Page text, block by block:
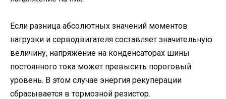
Если разница абсолютных значений моментов
нагрузки и серводвигателя составляет значительную
величину, напряжение на конденсаторах шины
постоянного тока может превысить пороговый
уровень. В этом случае энергия рекуперации
сбрасывается в тормозной резистор.